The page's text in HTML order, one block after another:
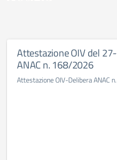
Attestazione OIV del
ANAC n. 168/2026
Attestazione OIV-Delibera ANAC